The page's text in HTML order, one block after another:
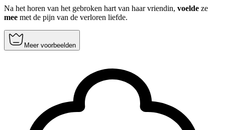
Na het horen van het gebroken hart van haar vriendin, voelde ze
mee met de pijn van de verloren liefde.
Meer voorbeelden